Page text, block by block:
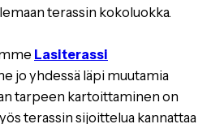
terassin kokoluokka.
Lasiterassi
jo yhdessä läpi muutamia
tarpeen kartoittaminen on
terassin sijoittelua kannattaa